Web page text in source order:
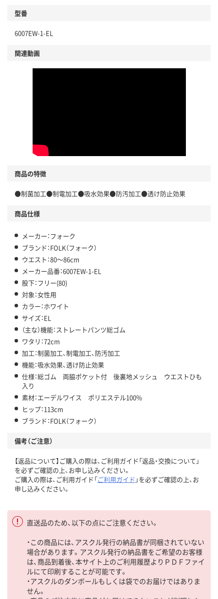
型番
6007EW-1-EL
関連動画
商品の特徴
●制菌加工●制電加工●吸水効果●防汚加工●透け防止効果
商品仕様
メーカー：フォーク
ブランド：FOLK（フォーク）
ウエスト：80～86cm
メーカー品番：6007EW-1-EL
股下：フリー(80)
対象：女性用
カラー：ホワイト
サイズ：EL
（主な）機能：ストレートパンツ総ゴム
ワタリ：72cm
加工：制菌加工、制電加工、防汚加工
機能：吸水効果、透け防止効果
仕様：総ゴム 両脇ポケット付 後裏地メッシュ ウエストひも
入り
素材：エーデルワイス ポリエステル100%
ヒップ：113cm
ブランド：FOLK（フォーク）
備考（ご注意）
【返品について】ご購入の際は、ご利用ガイド「返品・交換について」
を必ずご確認の上、お申し込みください。
ご購入の際は、ご利用ガイド「ご利用ガイド 」を必ずご確認の上、お
申し込みください。
直送品のため、以下の点にご注意ください。
・この商品には、アスクル発行の納品書が同梱されていない
場合があります。アスクル発行の納品書をご希望のお客様
は、商品到着後、本サイト上のご利用履歴よりＰＤＦファイ
ルにて印刷することが可能です。
・アスクルのダンボールもしくは袋でのお届けではありま
せん。